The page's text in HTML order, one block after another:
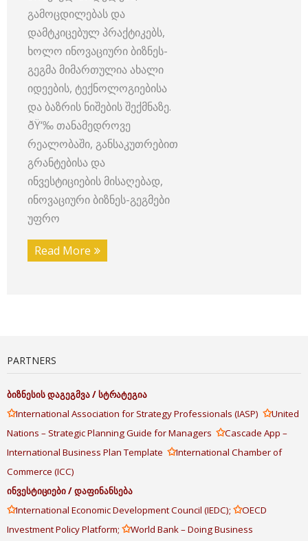
გამოცდილებას და
დამტკიცებულ პრაქტიკებს,
ხოლო ინოვაციური ბიზნეს-
გეგმა მიმართულია ახალი
იდეების, ტექნოლოგიებისა
და ბაზრის ნიშების შექმნაზე.
ðŸ‘‰ თანამედროვე
რეალობაში, განსაკუთრებით
გრანტებისა და
ინვესტიციების მისაღებად,
ინოვაციური ბიზნეს-გეგმები
უფრო
Read More
PARTNERS
ბიზნესისდაგეგმვა/სტრატეგია
✩International Association for Strategy Professionals (IASP) ✩United
Nations – Strategic Planning Guide for Managers ✩Cascade App –
International Business Plan Template ✩International Chamber of
Commerce (ICC)
ინვესტიციები/დაფინანსება
✩International Economic Development Council (IEDC); ✩OECD
Investment Policy Platform; ✩World Bank – Doing Business